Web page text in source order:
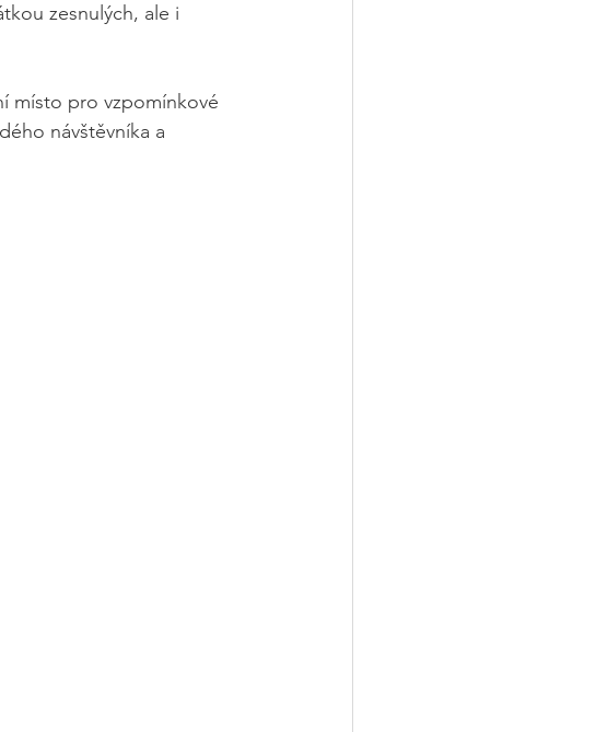
zesnulých, ale i
místo pro vzpomínkové
návštěvníka a